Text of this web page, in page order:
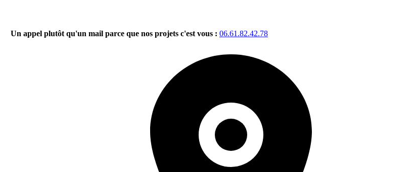
Un appel plutôt qu'un mail parce que nos projets c'est vous : 06.61.82.42.78